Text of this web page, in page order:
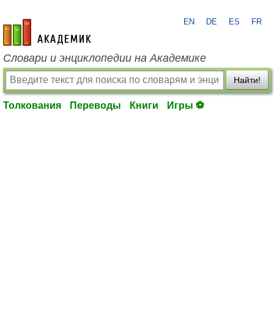
academic.ru
EN DE ES FR
Словари и энциклопедии на Академике
Найти!
Толкования Переводы Книги Игры ⚽